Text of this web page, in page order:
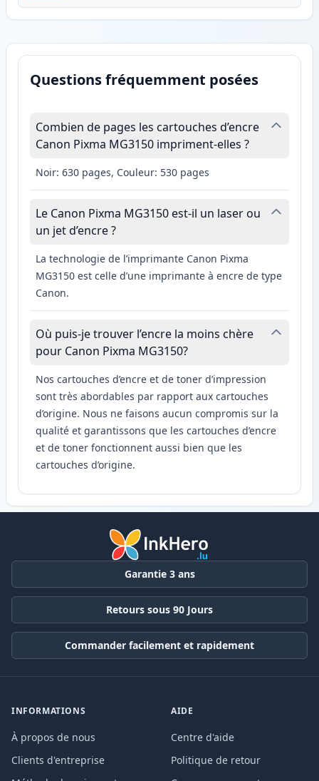
Questions fréquemment posées
Combien de pages les cartouches d’encre
Canon Pixma MG3150 impriment-elles ?
Noir: 630 pages, Couleur: 530 pages
Le Canon Pixma MG3150 est-il un laser ou
un jet d’encre ?
La technologie de l’imprimante Canon Pixma
MG3150 est celle d’une imprimante à encre de type
Canon.
Où puis-je trouver l’encre la moins chère
pour Canon Pixma MG3150?
Nos cartouches d’encre et de toner d’impression
sont très abordables par rapport aux cartouches
d’origine. Nous ne faisons aucun compromis sur la
qualité et garantissons que les cartouches d’encre
et de toner fonctionnent aussi bien que les
cartouches d’origine.
Garantie 3 ans
Retours sous 90 Jours
Commander facilement et rapidement
INFORMATIONS
À propos de nous
Clients d'entreprise
AIDE
Centre d'aide
Politique de retour